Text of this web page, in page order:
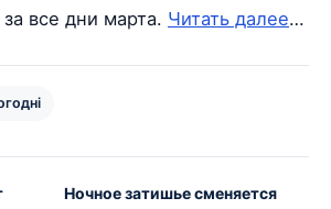
все дни марта. Читать далее…
Ночное затишье сменяется